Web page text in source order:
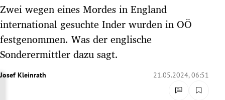
Untermenü
Untermenü
Zwei wegen eines Mordes in England
international gesuchte Inder wurden in OÖ
festgenommen. Was der englische
Sonderermittler dazu sagt.
Josef Kleinrath 21.05.2024, 06:51